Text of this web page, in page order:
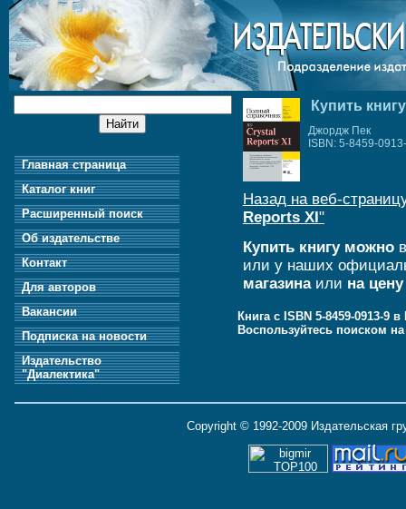
Главная страница
Каталог книг
Расширенный поиск
Об издательстве
Контакт
Для авторов
Вакансии
Подписка на новости
Издательство
"Диалектика"
Купить
Джордж Пек
ISBN: 5-8459-
Назад на веб-
Reports XI"
Купить книгу можнов
или у наших
магазинаили на
Книга с ISBN 5-8459-0913-9
Воспользуйтесь поиском
Copyright © 1992-2009 Издательская